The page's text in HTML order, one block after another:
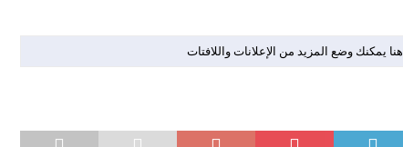
هنا يمكنك وضع المزيد من الإعلانات واللافتات